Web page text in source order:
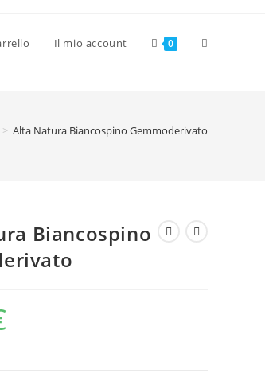
Il mio account 0 Attiva/
> Alta Natura Biancospino Gemmoderivato
Biancospino